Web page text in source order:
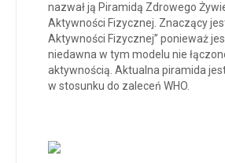
nazwał ją Piramidą Zdrowego
Aktywności Fizycznej. Znaczący
Aktywności Fizycznej” ponieważ
niedawna w tym modelu nie
aktywnością. Aktualna piramida
w stosunku do zaleceń WHO.